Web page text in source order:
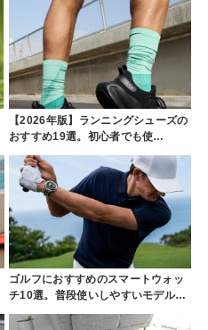
【2026年版】ランニングシューズの
おすすめ19選。初心者でも使…
ゴルフにおすすめのスマートウォッ
チ10選。普段使いしやすいモデル…